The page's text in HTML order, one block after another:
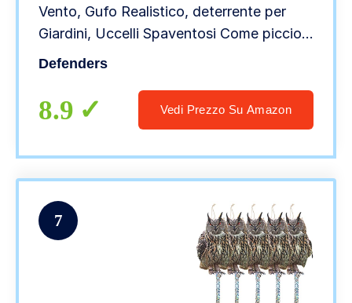
Vento, Gufo Realistico, deterrente per
Giardini, Uccelli Spaventosi Come piccioni
e gabbiani da Aree Esterne)
Defenders
8.9 Vedi Prezzo Su Amazon
7